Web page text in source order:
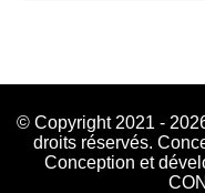
© Copyright 2021 -
droits réservés.
Conception et